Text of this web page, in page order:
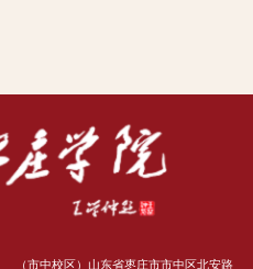
（市中校区）山东省枣庄市市中区北安路